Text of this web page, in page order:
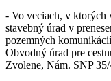
- Vo veciach, v ktorých
stavebný úrad v
pozemných
Obvodný úrad pre
Zvolene, Nám. SNP